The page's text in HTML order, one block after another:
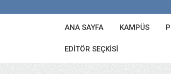
ANA SAYFA KAMPÜS
EDITÖR SEÇKISI